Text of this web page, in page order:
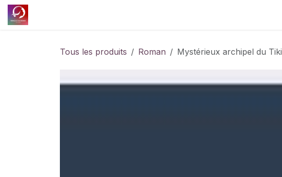
Se rendre au contenu
Tous les produits Roman Mystérieux archipel du Tiki